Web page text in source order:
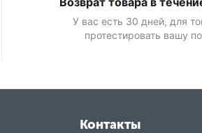
У вас есть 30 дней, для
протестировать вашу
Контакты